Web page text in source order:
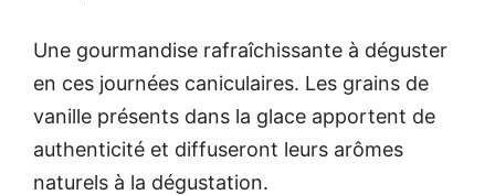
Une gourmandise rafraîchissante à déguster
en ces journées caniculaires. Les grains de
vanille présents dans la glace apportent de
authenticité et diffuseront leurs arômes
naturels à la dégustation.